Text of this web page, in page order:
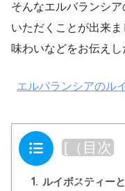
そんなエルバランシ
いただくことが出来
味わいなどをお伝えし
エルバランシアのル
目次 [ （目次
る）]
1. ルイボスティー